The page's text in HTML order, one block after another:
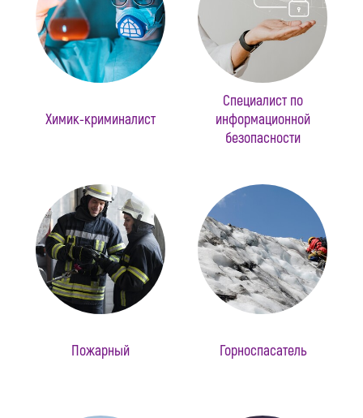
Химик-криминалист
Специалист по
информационной
безопасности
Пожарный Горноспасатель